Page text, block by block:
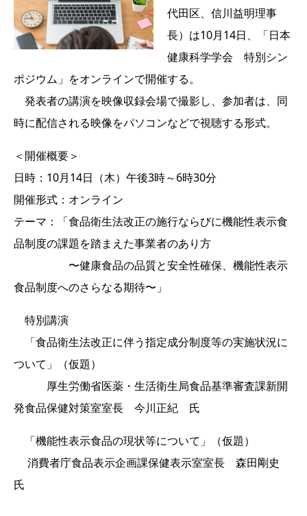
代田区、信川益明理事
長）は10月14日、「日本
健康科学学会 特別シン
ポジウム」をオンラインで開催する。
発表者の講演を映像収録会場で撮影し、参加者は、同
時に配信される映像をパソコンなどで視聴する形式。
＜開催概要＞
日時：10月14日（木）午後3時～6時30分
開催形式：オンライン
テーマ：「食品衛生法改正の施行ならびに機能性表示食
品制度の課題を踏まえた事業者のあり方
〜健康食品の品質と安全性確保、機能性表示
食品制度へのさらなる期待〜」
特別講演
「食品衛生法改正に伴う指定成分制度等の実施状況に
ついて」（仮題）
厚生労働省医薬・生活衛生局食品基準審査課新開
発食品保健対策室室長 今川正紀 氏
「機能性表示食品の現状等について」（仮題）
消費者庁食品表示企画課保健表示室室長 森田剛史
氏